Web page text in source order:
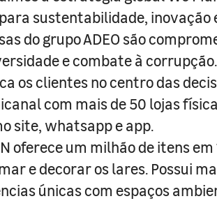
sustentabilidade, inovação
do grupo ADEO são
e combate à corrupção.
os clientes no centro das
com mais de 50 lojas
site, whatsapp e app.
oferece um milhão de itens
e decorar os lares. Possui
únicas com espaços